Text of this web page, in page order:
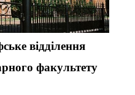
відділення
факультету